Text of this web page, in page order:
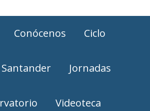
Conócenos Ciclo
Jornadas
Videoteca